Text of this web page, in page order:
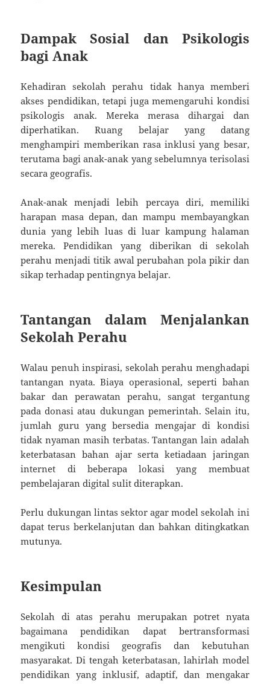
Dampak Sosial dan Psikologis
bagi Anak
Kehadiran sekolah perahu tidak hanya memberi
akses pendidikan, tetapi juga memengaruhi kondisi
psikologis anak. Mereka merasa dihargai dan
diperhatikan. Ruang belajar yang datang
menghampiri memberikan rasa inklusi yang besar,
terutama bagi anak-anak yang sebelumnya terisolasi
secara geografis.
Anak-anak menjadi lebih percaya diri, memiliki
harapan masa depan, dan mampu membayangkan
dunia yang lebih luas di luar kampung halaman
mereka. Pendidikan yang diberikan di sekolah
perahu menjadi titik awal perubahan pola pikir dan
sikap terhadap pentingnya belajar.
Tantangan dalam Menjalankan
Sekolah Perahu
Walau penuh inspirasi, sekolah perahu menghadapi
tantangan nyata. Biaya operasional, seperti bahan
bakar dan perawatan perahu, sangat tergantung
pada donasi atau dukungan pemerintah. Selain itu,
jumlah guru yang bersedia mengajar di kondisi
tidak nyaman masih terbatas. Tantangan lain adalah
keterbatasan bahan ajar serta ketiadaan jaringan
internet di beberapa lokasi yang membuat
pembelajaran digital sulit diterapkan.
Perlu dukungan lintas sektor agar model sekolah ini
dapat terus berkelanjutan dan bahkan ditingkatkan
mutunya.
Kesimpulan
Sekolah di atas perahu merupakan potret nyata
bagaimana pendidikan dapat bertransformasi
mengikuti kondisi geografis dan kebutuhan
masyarakat. Di tengah keterbatasan, lahirlah model
pendidikan yang inklusif, adaptif, dan mengakar